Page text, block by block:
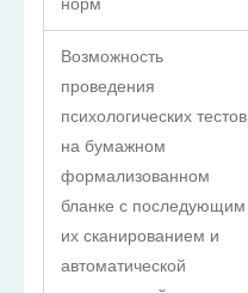
Возможность
проведения
психологических тестов
на бумажном
формализованном
бланке с последующим
их сканированием и
автоматической